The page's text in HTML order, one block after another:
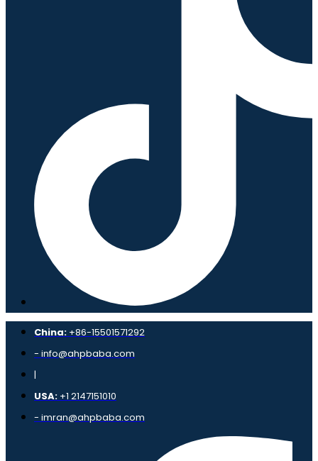
China: +86-15501571292
- info@ahpbaba.com
|
USA: +1 2147151010
- imran@ahpbaba.com